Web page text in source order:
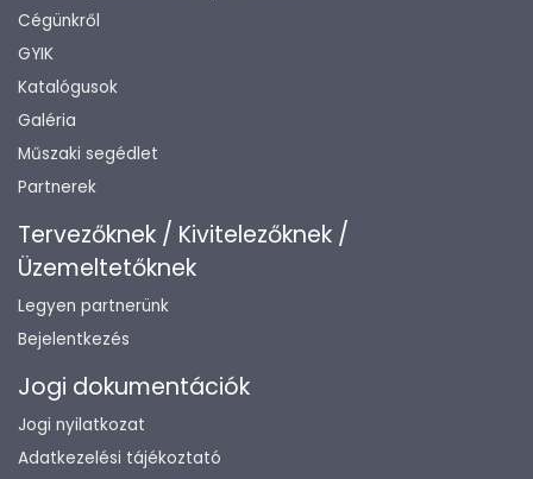
Cégünkről
GYIK
Katalógusok
Galéria
Műszaki segédlet
Partnerek
Tervezőknek / Kivitelezőknek /
Üzemeltetőknek
Legyen partnerünk
Bejelentkezés
Jogi dokumentációk
Jogi nyilatkozat
Adatkezelési tájékoztató